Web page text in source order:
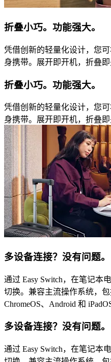
折叠小巧。功能强大。
凭借创新的轻量化设计，您
身携带。展开即开机，折叠即
折叠小巧。功能强大。
凭借创新的轻量化设计，您
身携带。展开即开机，折叠即
多设备连接？没有问题。
通过 Easy Switch，在笔记本
切换。兼容主流操作系统，包
ChromeOS、Android 和 iPadOS
多设备连接？没有问题。
通过 Easy Switch，在笔记本